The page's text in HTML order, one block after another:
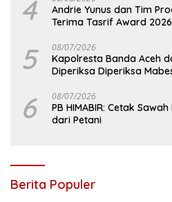
4
Andrie Yunus dan Tim
Terima Tasrif Award 2026
5 08/07/2026
Kapolresta Banda Aceh
Diperiksa Diperiksa
6 08/07/2026
PB HIMABIR: Cetak
dari Petani
Berita Populer